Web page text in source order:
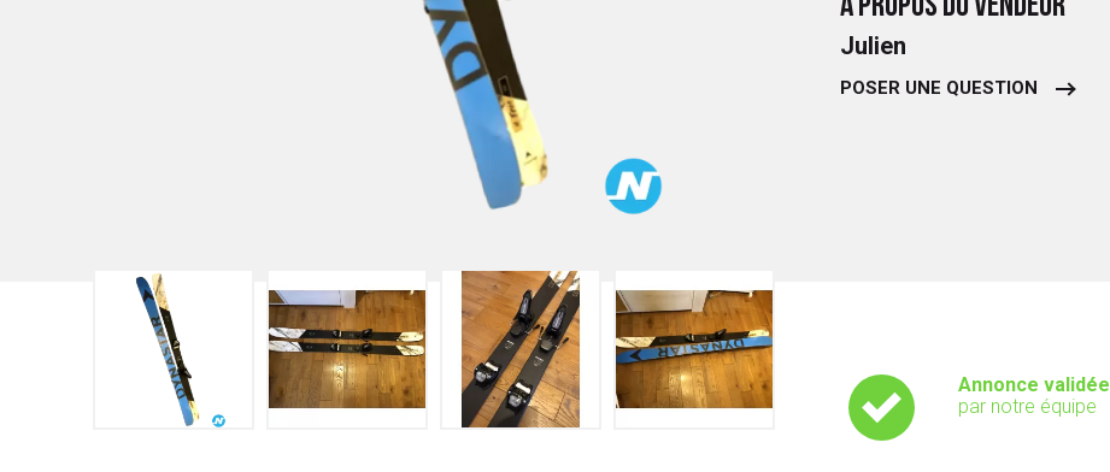
A PROPOS DU VENDEUR
Julien
POSER UNE QUESTION
Annonce validée
par notre équipe